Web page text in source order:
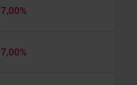
7,00%
7,00%